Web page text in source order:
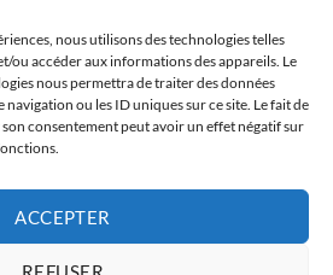
nous utilisons des technologies telles
ou accéder aux informations des appareils. Le
nous permettra de traiter des données
ou les ID uniques sur ce site. Le fait de
consentement peut avoir un effet négatif sur
ACCEPTER
?